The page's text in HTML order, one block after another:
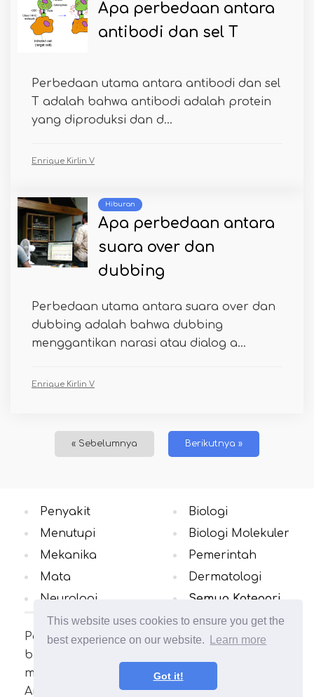
This website uses cookies to ensure you get the
best experience on our website.
Learn more
Got it!
Apa perbedaan antara
antibodi dan sel T
Perbedaan utama antara antibodi dan sel
T adalah bahwa antibodi adalah protein
yang diproduksi dan d...
Enrique Kirlin V
Hiburan
Apa perbedaan antara
suara over dan
dubbing
Perbedaan utama antara suara over dan
dubbing adalah bahwa dubbing
menggantikan narasi atau dialog a...
Enrique Kirlin V
« Sebelumnya Berikutnya »
Pelajari tentang perbedaan konsep di
bidang yang Anda minati. Banyak artikel
menarik dan bermanfaat. Perluas wawasan
Anda
Penyakit
Menutupi
Mekanika
Mata
Neurologi
Biologi
Biologi Molekuler
Pemerintah
Dermatologi
Semua Kategori